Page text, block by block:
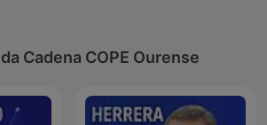
Cadena COPE Ourense